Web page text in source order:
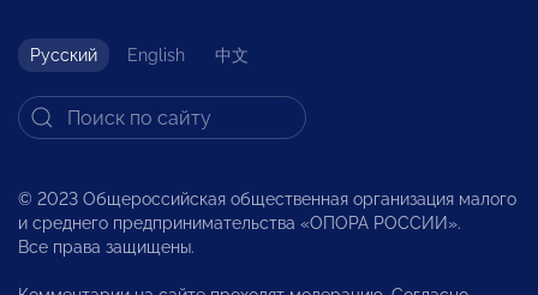
Русский English 中文
© 2023 Общероссийская общественная организация малого
и среднего предпринимательства «ОПОРА РОССИИ».
Все права защищены.